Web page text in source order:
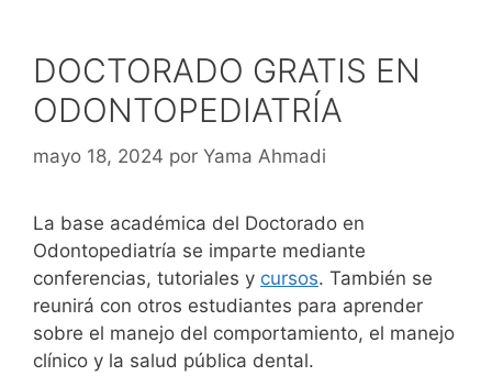
DOCTORADO GRATIS EN
ODONTOPEDIATRÍA
mayo 18, 2024 por Yama Ahmadi
La base académica del Doctorado en
Odontopediatría se imparte mediante
conferencias, tutoriales y cursos. También se
reunirá con otros estudiantes para aprender
sobre el manejo del comportamiento, el manejo
clínico y la salud pública dental.